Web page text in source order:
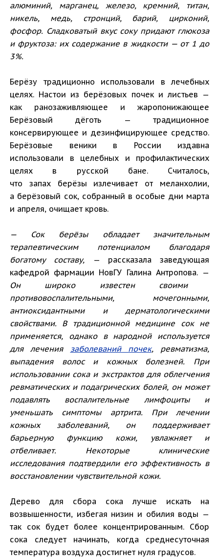
алюминий, марганец, железо, кремний, титан,
никель, медь, стронций, барий, цирконий,
фосфор. Сладковатый вкус соку придают глюкоза
и фруктоза: их содержание в жидкости — от 1 до
3%.
Берёзу традиционно использовали в лечебных
целях. Настои из берёзовых почек и листьев —
как ранозаживляющее и жаропонижающее
Берёзовый дёготь — традиционное
консервирующее и дезинфицирующее средство.
Берёзовые веники в России издавна
использовали в целебных и профилактических
целях в русской бане. Считалось,
что запах берёзы излечивает от меланхолии,
а берёзовый сок, собранный в особые дни марта
и апреля, очищает кровь.
— Сок берёзы обладает значительным
терапевтическим потенциалом благодаря
богатому составу,
— рассказала заведующая
кафедрой фармации НовГУ Галина Антропова. —
Он широко известен своими
противовоспалительными, мочегонными,
антиоксидантными и дерматологическими
свойствами. В традиционной медицине сок не
применяется, однако в народной используется
для лечения заболеваний почек, ревматизма,
выпадения волос и кожных болезней. При
использовании сока и экстрактов для облегчения
ревматических и подагрических болей, он может
подавлять воспалительные лимфоциты и
уменьшать симптомы артрита. При лечении
кожных заболеваний, он поддерживает
барьерную функцию кожи, увлажняет и
отбеливает. Некоторые клинические
исследования подтвердили его эффективность в
восстановлении чувствительной кожи.
Дерево для сбора сока лучше искать на
возвышенности, избегая низин и обилия воды —
так сок будет более концентрированным. Сбор
сока следует начинать, когда среднесуточная
температура воздуха достигнет нуля градусов.